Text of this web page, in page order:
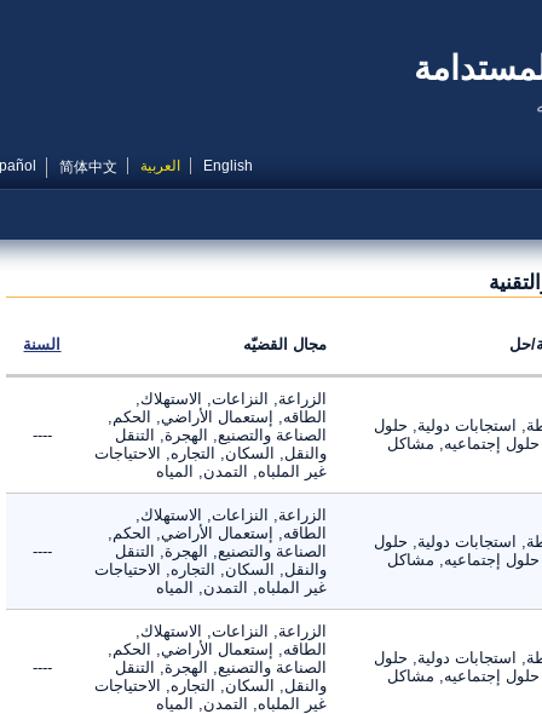
English العربية 简体中文
Español
مجال القضيّه السنة
استجابات دولية, حلول
إجتماعيه, مشاكل
الزراعة, النزاعات, الاستهلاك,
الطاقه, إستعمال الأراضي, الحكم,
الصناعة والتصنيع, الهجرة, التنقل
والنقل, السكان, التجاره, الاحتياجات
غير الملباه, التمدن, المياه
----
استجابات دولية, حلول
إجتماعيه, مشاكل
الزراعة, النزاعات, الاستهلاك,
الطاقه, إستعمال الأراضي, الحكم,
الصناعة والتصنيع, الهجرة, التنقل
والنقل, السكان, التجاره, الاحتياجات
غير الملباه, التمدن, المياه
----
استجابات دولية, حلول
إجتماعيه, مشاكل
الزراعة, النزاعات, الاستهلاك,
الطاقه, إستعمال الأراضي, الحكم,
الصناعة والتصنيع, الهجرة, التنقل
والنقل, السكان, التجاره, الاحتياجات
غير الملباه, التمدن, المياه
----